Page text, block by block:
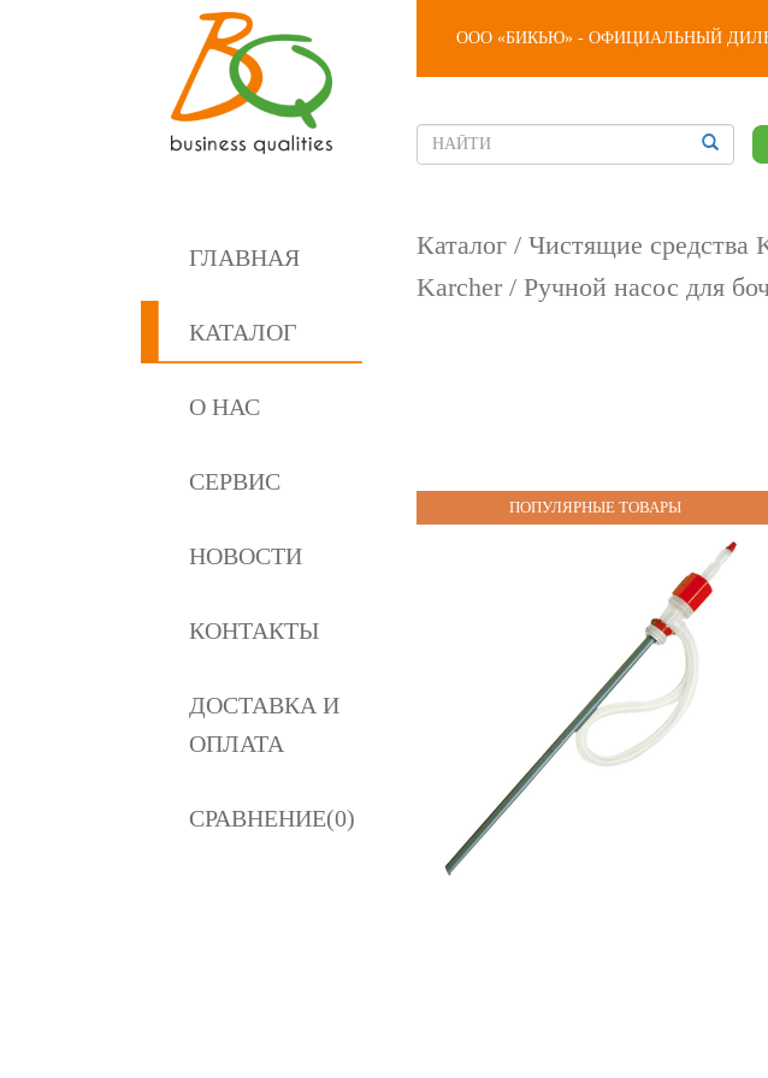
ГЛАВНАЯ
КАТАЛОГ
О НАС
СЕРВИС
НОВОСТИ
КОНТАКТЫ
ДОСТАВКА И
ОПЛАТА
СРАВНЕНИЕ(0)
ООО «БИКЬЮ» - ОФИЦИАЛЬНЫЙ
Каталог/ Чистящие средства
Karcher/ Ручной насос для
ПОПУЛЯРНЫЕ ТОВАРЫ